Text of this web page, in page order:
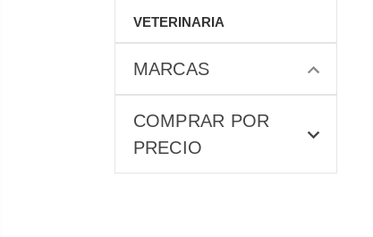
VETERINARIA
MARCAS
COMPRAR POR
PRECIO